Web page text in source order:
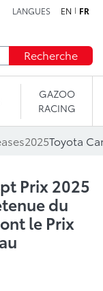
LANGUES EN FR
Recherche
GAZOO
RACING
2025
Prix 2025
du
le Prix